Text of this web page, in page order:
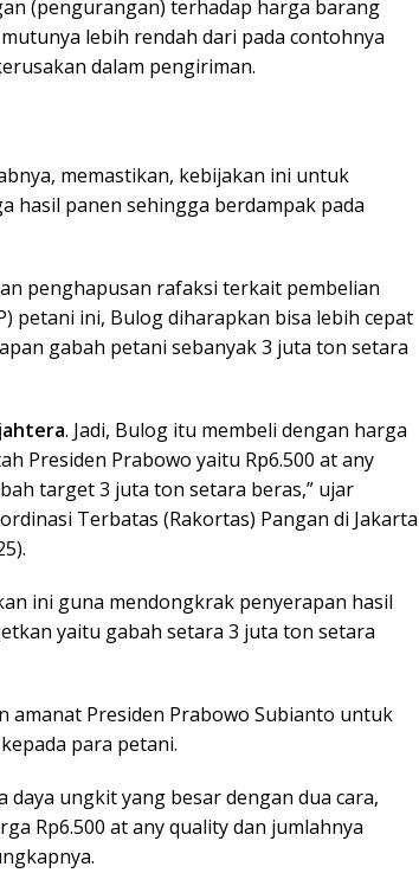
(pengurangan) terhadap harga barang
lebih rendah dari pada contohnya
dalam pengiriman.
memastikan, kebijakan ini untuk
hasil panen sehingga berdampak pada
penghapusan rafaksi terkait pembelian
petani ini, Bulog diharapkan bisa lebih cepat
gabah petani sebanyak 3 juta ton setara
. Jadi, Bulog itu membeli dengan harga
Presiden Prabowo yaitu Rp6.500 at any
target 3 juta ton setara beras,” ujar
Terbatas (Rakortas) Pangan di Jakarta
ini guna mendongkrak penyerapan hasil
yaitu gabah setara 3 juta ton setara
amanat Presiden Prabowo Subianto untuk
para petani.
daya ungkit yang besar dengan dua cara,
Rp6.500 at any quality dan jumlahnya